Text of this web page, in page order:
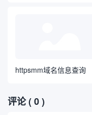
httpsmm域名信息查询
评论( 0 )